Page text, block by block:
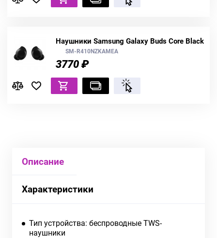
Наушники Samsung Galaxy Buds Core Black
SM-R410NZKAMEA
3770 ₽
Описание
Характеристики
Тип устройства: беспроводные TWS-
наушники